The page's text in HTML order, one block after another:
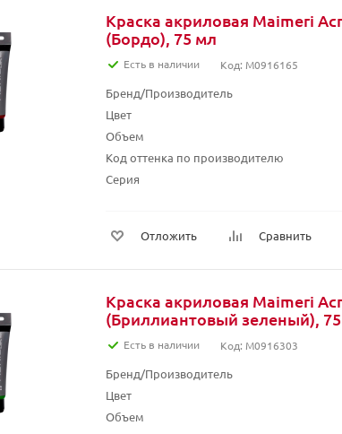
Краска акриловая Maimeri
(Бордо), 75 мл
Есть в наличии Код: M0916165
Бренд/Производитель
Цвет
Объем
Код оттенка по производителю
Серия
Отложить Сравнить
Краска акриловая Maimeri
(Бриллиантовый зеленый),
Есть в наличии Код: M0916303
Бренд/Производитель
Цвет
Объем